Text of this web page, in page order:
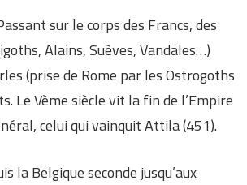
sur le corps des Francs, des
Alains, Suèves, Vandales…)
(prise de Rome par les Ostrogoths
Le Vème siècle vit la fin de l’Empire
celui qui vainquit Attila (451).
Belgique seconde jusqu’aux